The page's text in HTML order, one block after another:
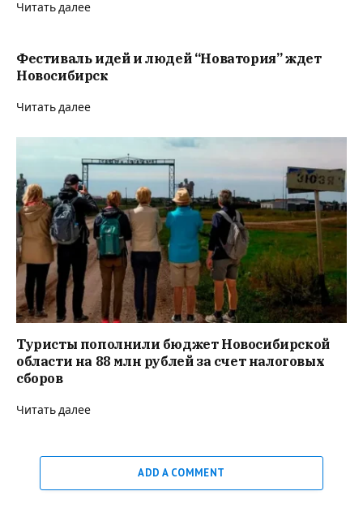
Читать далее
Фестиваль идей и людей “Новатория” ждет
Новосибирск
Читать далее
Туристы пополнили бюджет Новосибирской
области на 88 млн рублей за счет налоговых
сборов
Читать далее
ADD A COMMENT